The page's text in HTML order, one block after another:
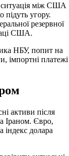
ситуація між США
підуть угору.
резервної
США.
НБУ, попит на
імпортні платежі
активи після
Іраном. Євро,
індекс долара